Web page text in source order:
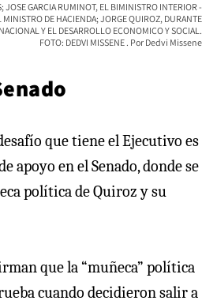
JOSE GARCIA RUMINOT, EL BIMINISTRO INTERIOR -
MINISTRO DE HACIENDA; JORGE QUIROZ, DURANTE
Y EL DESARROLLO ECONOMICO Y SOCIAL.
FOTO: DEDVI MISSENE
Dedvi Missene
que tiene el Ejecutivo es
apoyo en el Senado, donde se
política de Quiroz y su
que la “muñeca” política
cuando decidieron salir a